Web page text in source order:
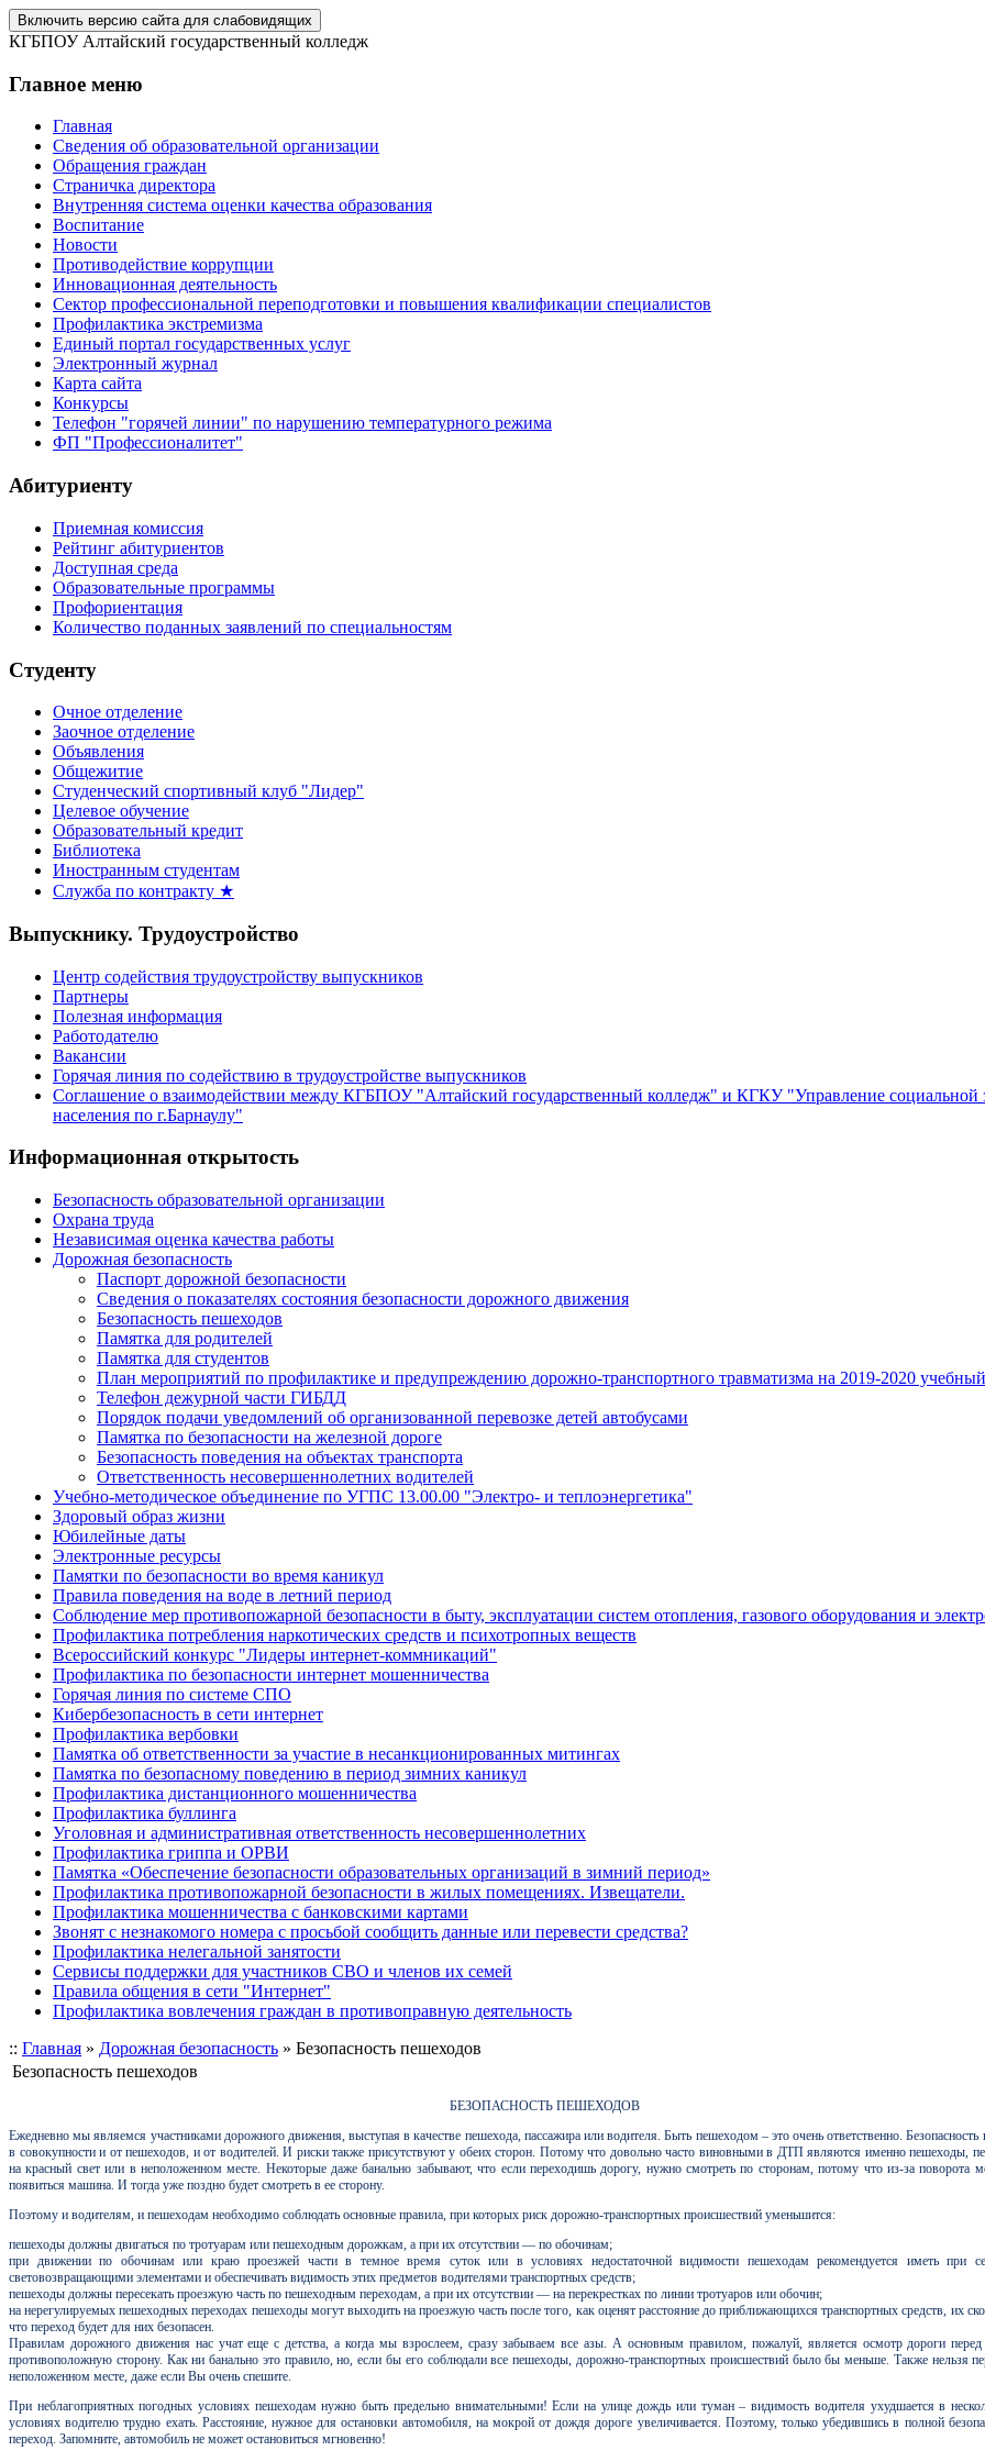
Включить версию сайта для слабовидящих
КГБПОУ Алтайский государственный колледж
Главное меню
Главная
Сведения об образовательной организации
Обращения граждан
Страничка директора
Внутренняя система оценки качества образования
Воспитание
Новости
Противодействие коррупции
Инновационная деятельность
Сектор профессиональной переподготовки и повышения квалификации специалистов
Профилактика экстремизма
Единый портал государственных услуг
Электронный журнал
Карта сайта
Конкурсы
Телефон "горячей линии" по нарушению температурного режима
ФП "Профессионалитет"
Абитуриенту
Приемная комиссия
Рейтинг абитуриентов
Доступная среда
Образовательные программы
Профориентация
Количество поданных заявлений по специальностям
Студенту
Очное отделение
Заочное отделение
Объявления
Общежитие
Студенческий спортивный клуб "Лидер"
Целевое обучение
Образовательный кредит
Библиотека
Иностранным студентам
Служба по контракту ★
Выпускнику. Трудоустройство
Центр содействия трудоустройству выпускников
Партнеры
Полезная информация
Работодателю
Вакансии
Горячая линия по содействию в трудоустройстве выпускников
Соглашение о взаимодействии между КГБПОУ "Алтайский государственный колледж" и КГКУ "Управление социальной
населения по г.Барнаулу"
Информационная открытость
Безопасность образовательной организации
Охрана труда
Независимая оценка качества работы
Дорожная безопасность
Паспорт дорожной безопасности
Сведения о показателях состояния безопасности дорожного движения
Безопасность пешеходов
Памятка для родителей
Памятка для студентов
План мероприятий по профилактике и предупреждению дорожно-транспортного травматизма на 2019-2020
Телефон дежурной части ГИБДД
Порядок подачи уведомлений об организованной перевозке детей автобусами
Памятка по безопасности на железной дороге
Безопасность поведения на объектах транспорта
Ответственность несовершеннолетних водителей
Учебно-методическое объединение по УГПС 13.00.00 "Электро- и теплоэнергетика"
Здоровый образ жизни
Юбилейные даты
Электронные ресурсы
Памятки по безопасности во время каникул
Правила поведения на воде в летний период
Соблюдение мер противопожарной безопасности в быту, эксплуатации систем отопления, газового оборудования и
Профилактика потребления наркотических средств и психотропных веществ
Всероссийский конкурс "Лидеры интернет-коммникаций"
Профилактика по безопасности интернет мошенничества
Горячая линия по системе СПО
Кибербезопасность в сети интернет
Профилактика вербовки
Памятка об ответственности за участие в несанкционированных митингах
Памятка по безопасному поведению в период зимних каникул
Профилактика дистанционного мошенничества
Профилактика буллинга
Уголовная и административная ответственность несовершеннолетних
Профилактика гриппа и ОРВИ
Памятка «Обеспечение безопасности образовательных организаций в зимний период»
Профилактика противопожарной безопасности в жилых помещениях. Извещатели.
Профилактика мошенничества с банковскими картами
Звонят с незнакомого номера с просьбой сообщить данные или перевести средства?
Профилактика нелегальной занятости
Сервисы поддержки для участников СВО и членов их семей
Правила общения в сети "Интернет"
Профилактика вовлечения граждан в противоправную деятельность
:: Главная » Дорожная безопасность » Безопасность пешеходов
Безопасность пешеходов
БЕЗОПАСНОСТЬ ПЕШЕХОДОВ
Ежедневно мы являемся участниками дорожного движения, выступая в качестве пешехода, пассажира или водителя. Быть пешеходом – это очень ответственно. Безопасность
в совокупности и от пешеходов, и от водителей. И риски также присутствуют у обеих сторон. Потому что довольно часто виновными в ДТП являются именно пешеходы,
на красный свет или в неположенном месте. Некоторые даже банально забывают, что если переходишь дорогу, нужно смотреть по сторонам, потому что из-за поворота
появиться машина. И тогда уже поздно будет смотреть в ее сторону.
Поэтому и водителям, и пешеходам необходимо соблюдать основные правила, при которых риск дорожно-транспортных происшествий уменьшится:
пешеходы должны двигаться по тротуарам или пешеходным дорожкам, а при их отсутствии — по обочинам;
при движении по обочинам или краю проезжей части в темное время суток или в условиях недостаточной видимости пешеходам рекомендуется иметь при
световозвращающими элементами и обеспечивать видимость этих предметов водителями транспортных средств;
пешеходы должны пересекать проезжую часть по пешеходным переходам, а при их отсутствии — на перекрестках по линии тротуаров или обочин;
на нерегулируемых пешеходных переходах пешеходы могут выходить на проезжую часть после того, как оценят расстояние до приближающихся транспортных средств, их
что переход будет для них безопасен.
Правилам дорожного движения нас учат еще с детства, а когда мы взрослеем, сразу забываем все азы. А основным правилом, пожалуй, является осмотр дороги
противоположную сторону. Как ни банально это правило, но, если бы его соблюдали все пешеходы, дорожно-транспортных происшествий было бы меньше. Также нельзя
неположенном месте, даже если Вы очень спешите.
При неблагоприятных погодных условиях пешеходам нужно быть предельно внимательными! Если на улице дождь или туман – видимость водителя ухудшается в
условиях водителю трудно ехать. Расстояние, нужное для остановки автомобиля, на мокрой от дождя дороге увеличивается. Поэтому, только убедившись в полной
переход. Запомните, автомобиль не может остановиться мгновенно!